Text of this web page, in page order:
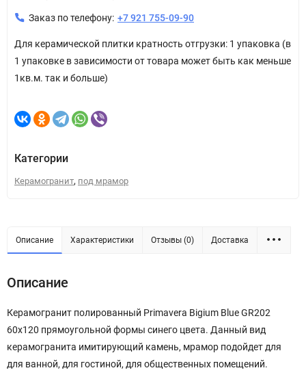
Заказ по телефону: +7 921 755-09-90
Для керамической плитки кратность отгрузки: 1 упаковка (в
1 упаковке в зависимости от товара может быть как меньше
1кв.м. так и больше)
Категории
Керамогранит, под мрамор
Описание Характеристики Отзывы (0) Доставка
Описание
Керамогранит полированный Primavera Bigium Blue GR202
60x120 прямоугольной формы синего цвета. Данный вид
керамогранита имитирующий камень, мрамор подойдет для
для ванной, для гостиной, для общественных помещений.